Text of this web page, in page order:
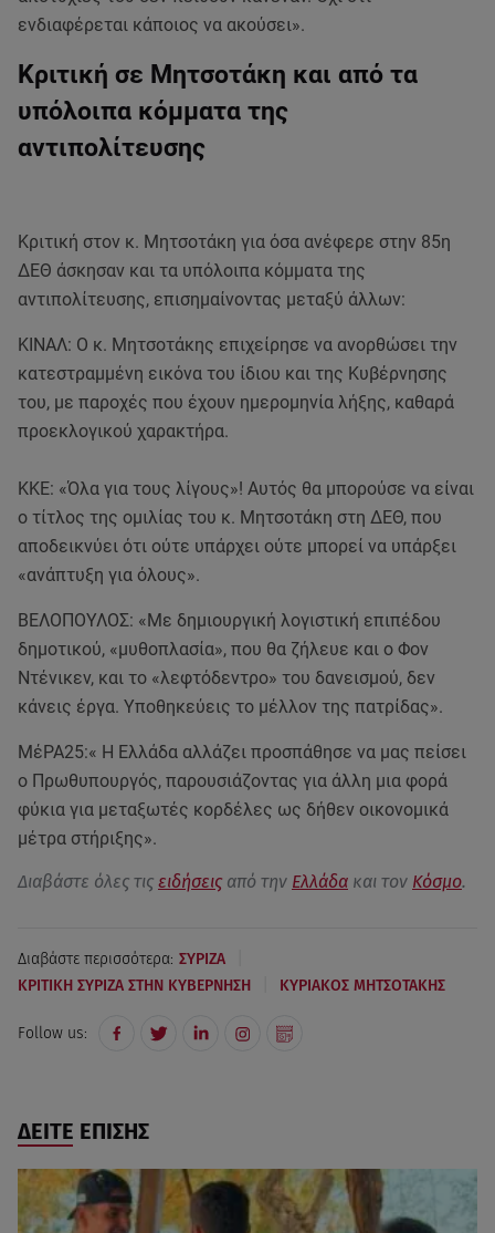
ενδιαφέρεται κάποιος να ακούσει».
Κριτική σε Μητσοτάκη και από τα
υπόλοιπα κόμματα της
αντιπολίτευσης
Κριτική στον κ. Μητσοτάκη για όσα ανέφερε στην 85η
ΔΕΘ άσκησαν και τα υπόλοιπα κόμματα της
αντιπολίτευσης, επισημαίνοντας μεταξύ άλλων:
ΚΙΝΑΛ: O κ. Μητσοτάκης επιχείρησε να ανορθώσει την
κατεστραμμένη εικόνα του ίδιου και της Κυβέρνησης
του, με παροχές που έχουν ημερομηνία λήξης, καθαρά
προεκλογικού χαρακτήρα.
ΚΚΕ: «Όλα για τους λίγους»! Αυτός θα μπορούσε να είναι
ο τίτλος της ομιλίας του κ. Μητσοτάκη στη ΔΕΘ, που
αποδεικνύει ότι ούτε υπάρχει ούτε μπορεί να υπάρξει
«ανάπτυξη για όλους».
ΒΕΛΟΠΟΥΛΟΣ: «Με δημιουργική λογιστική επιπέδου
δημοτικού, «μυθοπλασία», που θα ζήλευε και ο Φον
Ντένικεν, και το «λεφτόδεντρο» του δανεισμού, δεν
κάνεις έργα. Υποθηκεύεις το μέλλον της πατρίδας».
ΜέΡΑ25:« Η Ελλάδα αλλάζει προσπάθησε να μας πείσει
ο Πρωθυπουργός, παρουσιάζοντας για άλλη μια φορά
φύκια για μεταξωτές κορδέλες ως δήθεν οικονομικά
μέτρα στήριξης».
Διαβάστε όλες τις ειδήσεις από την Ελλάδα και τον Κόσμο.
Διαβάστε περισσότερα: ΣΥΡΙΖΑ
ΚΡΙΤΙΚΗ ΣΥΡΙΖΑ ΣΤΗΝ ΚΥΒΕΡΝΗΣΗ ΚΥΡΙΑΚΟΣ ΜΗΤΣΟΤΑΚΗΣ
Follow us:
ΔΕΙΤΕ ΕΠΙΣΗΣ